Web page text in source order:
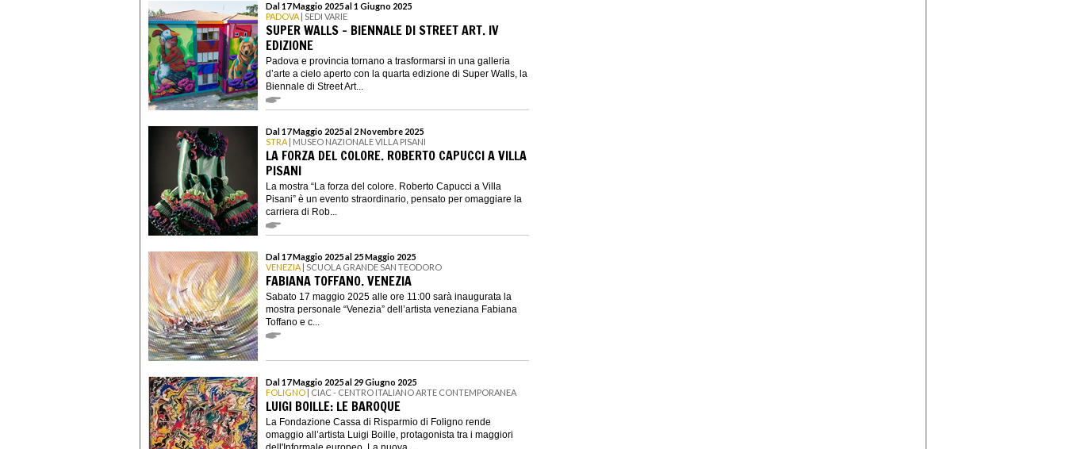
Dal 17 Maggio 2025 al 1 Giugno 2025
PADOVA | SEDI VARIE
SUPER WALLS - BIENNALE DI STREET ART. IV
EDIZIONE
Padova e provincia tornano a trasformarsi in una galleria
d’arte a cielo aperto con la quarta edizione di Super Walls, la
Biennale di Street Art...
Dal 17 Maggio 2025 al 2 Novembre 2025
STRA | MUSEO NAZIONALE VILLA PISANI
LA FORZA DEL COLORE. ROBERTO CAPUCCI A VILLA
PISANI
La mostra “La forza del colore. Roberto Capucci a Villa
Pisani” è un evento straordinario, pensato per omaggiare la
carriera di Rob...
Dal 17 Maggio 2025 al 25 Maggio 2025
VENEZIA | SCUOLA GRANDE SAN TEODORO
FABIANA TOFFANO. VENEZIA
Sabato 17 maggio 2025 alle ore 11:00 sarà inaugurata la
mostra personale “Venezia” dell’artista veneziana Fabiana
Toffano e c...
Dal 17 Maggio 2025 al 29 Giugno 2025
FOLIGNO | CIAC - CENTRO ITALIANO ARTE CONTEMPORANEA
LUIGI BOILLE: LE BAROQUE
La Fondazione Cassa di Risparmio di Foligno rende
omaggio all’artista Luigi Boille, protagonista tra i maggiori